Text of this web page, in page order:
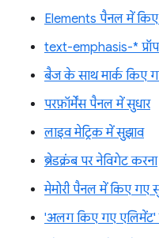
Elements पैनल में किए
text-emphasis-*
बैज के साथ मार्क किए
परफ़ॉर्मेंस पैनल में सुधार
लाइव मेट्रिक में सुझाव
ब्रेडक्रंब पर नेविगेट करना
मेमोरी पैनल में किए गए
'अलग किए गए एलिमेंट'